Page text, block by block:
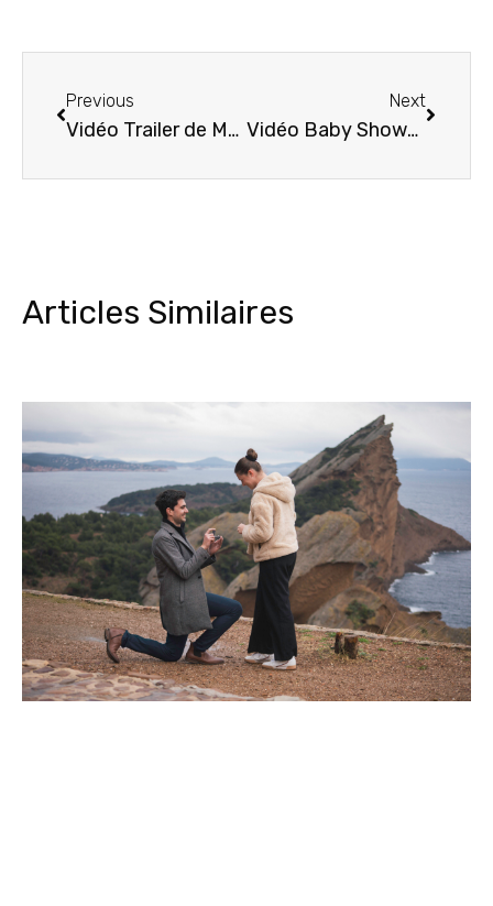
Previous
Vidéo Trailer de Mariage Bapteme Fiançaille 2015
Next
Vidéo Baby Shower de Tiffany à Marseille
Articles Similaires